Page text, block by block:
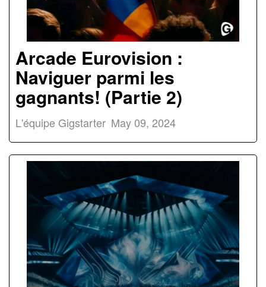
Arcade Eurovision :
Naviguer parmi les
gagnants! (Partie 2)
L'équipe Gigstarter May 09, 2024